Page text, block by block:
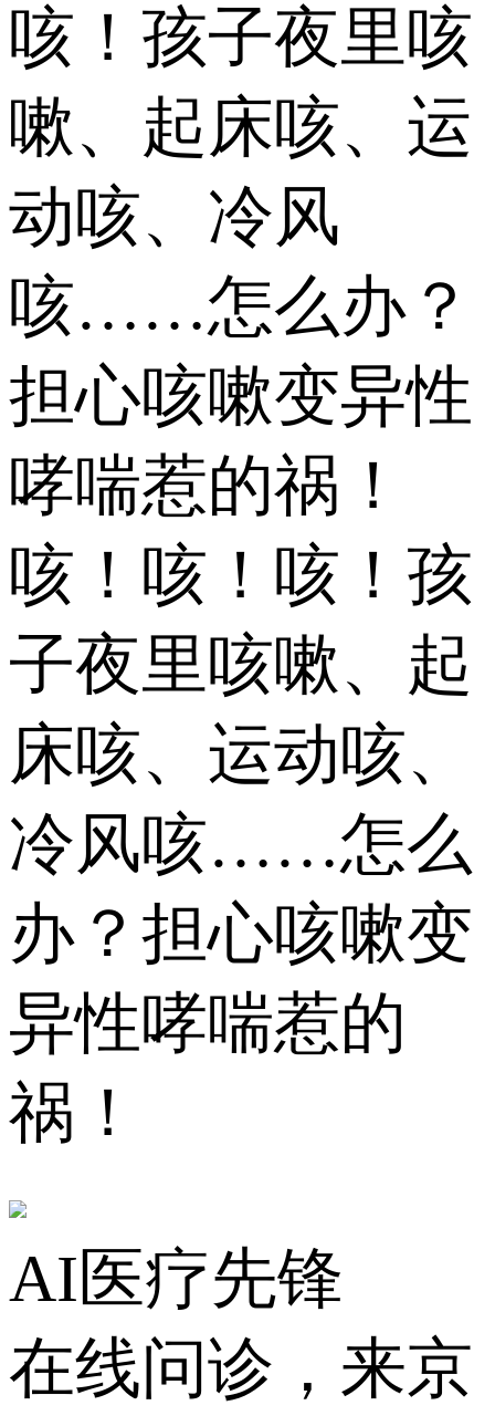
咳！孩子夜里咳
嗽、起床咳、运
动咳、冷风
咳……怎么办？
担心咳嗽变异性
哮喘惹的祸！
咳！咳！咳！孩
子夜里咳嗽、起
床咳、运动咳、
冷风咳……怎么
办？担心咳嗽变
异性哮喘惹的
祸！
AI医疗先锋
在线问诊，来京